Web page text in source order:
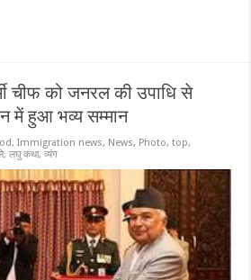
चीफ को जनरल की उपाधि से
में हुआ भव्य सम्मान
,Immigration news, News, Photo,top,
,लघु कथा,व्यंग